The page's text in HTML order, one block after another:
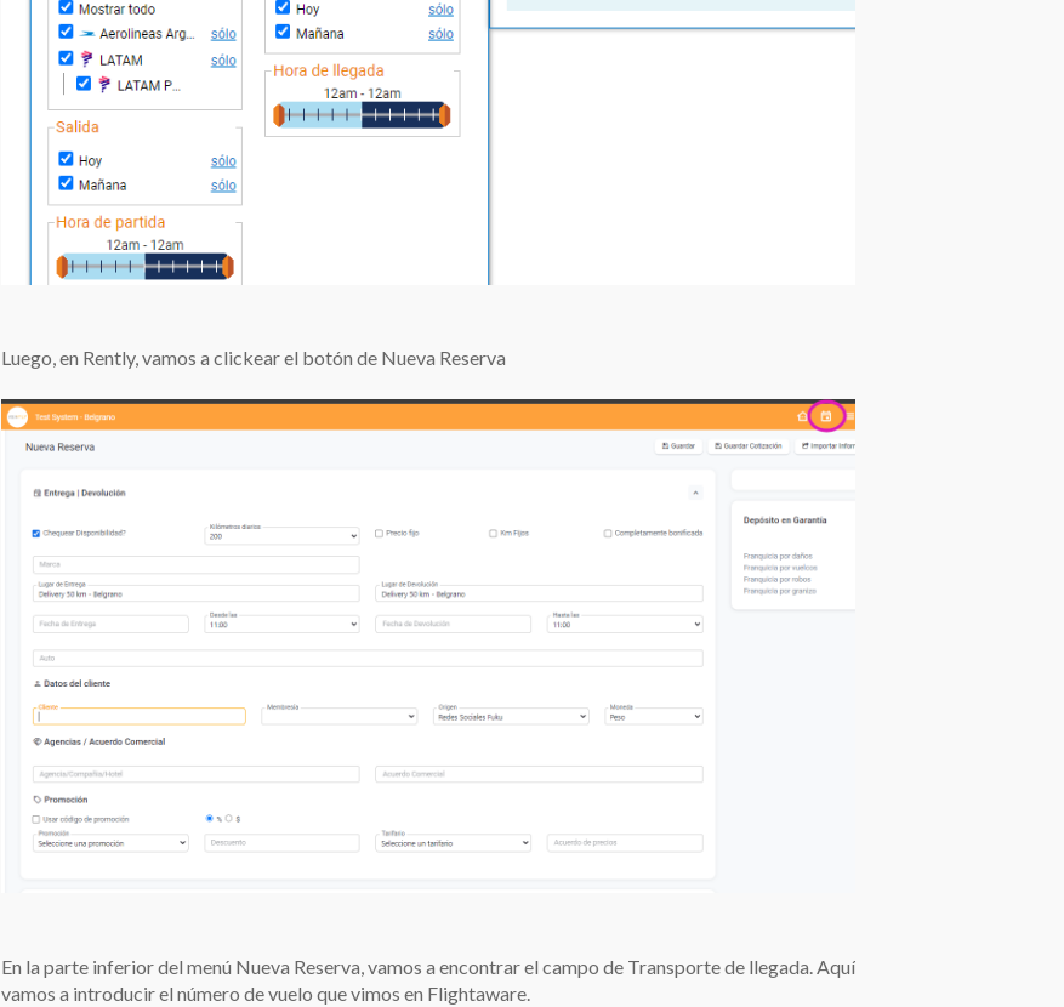
Luego, en Rently, vamos a clickear el botón de Nueva Reserva
En la parte inferior del menú Nueva Reserva, vamos a encontrar el campo de Transporte de llegada. Aquí
vamos a introducir el número de vuelo que vimos en Flightaware.